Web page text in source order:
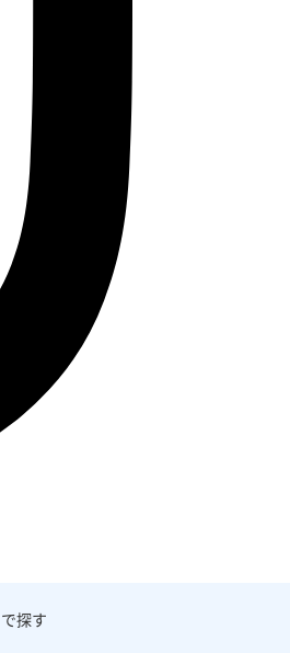
で探す